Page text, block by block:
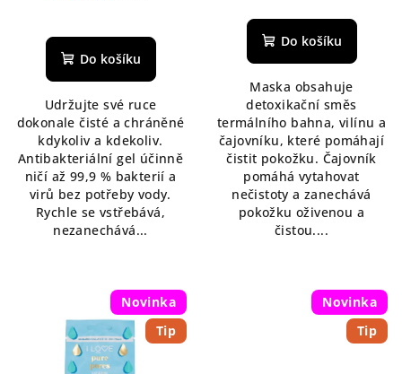
hodnocení
produktu
z
5
hvězdiček.
Do košíku
Udržujte své ruce
dokonale čisté a chráněné
kdykoliv a kdekoliv.
Antibakteriální gel účinně
ničí až 99,9 % bakterií a
virů bez potřeby vody.
Rychle se vstřebává,
nezanechává...
Do košíku
Maska obsahuje
detoxikační směs
termálního bahna, vilínu a
čajovníku, které pomáhají
čistit pokožku. Čajovník
pomáhá vytahovat
nečistoty a zanechává
pokožku oživenou a
čistou....
Novinka
Tip
Novinka
Tip